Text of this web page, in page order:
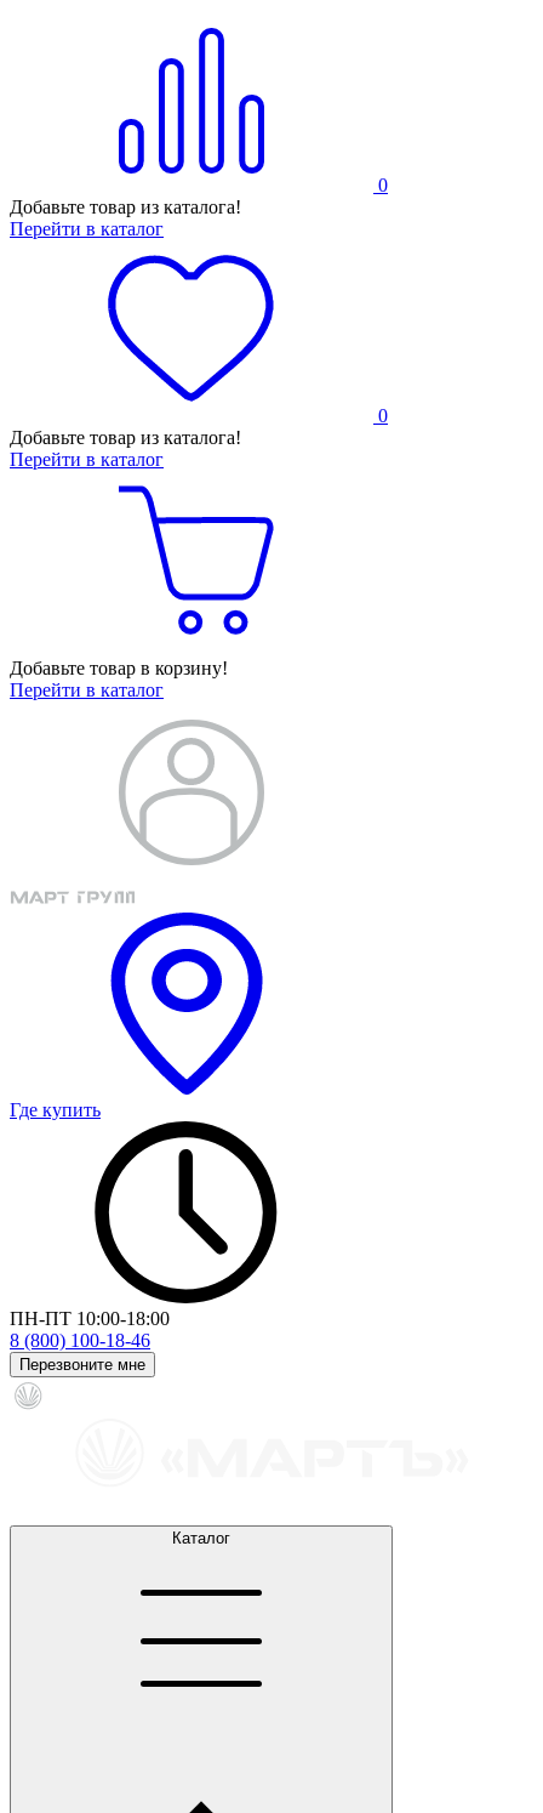
0
Добавьте товар из каталога!
Перейти в каталог
0
Добавьте товар из каталога!
Перейти в каталог
Добавьте товар в корзину!
Перейти в каталог
Где купить
ПН-ПТ 10:00-18:00
8 (800) 100-18-46
Перезвоните мне
Каталог